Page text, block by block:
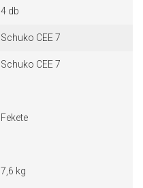
4 db
Schuko CEE 7
Schuko CEE 7
Fekete
7,6 kg